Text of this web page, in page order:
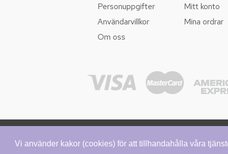
Vi använder kakor (cookies) för att tillhandahålla våra
Personuppgifter
Användarvillkor
Om oss
Mitt konto
Mina ordrar